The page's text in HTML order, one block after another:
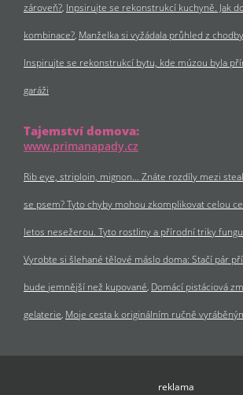
zároveň? Inpsirujte se rekonstrukcí kuchyně. Jak
kombinace? Manželka si vyžádala průhled z
Inspirujte se rekonstrukcí bytu, kde múzou byla
garáži
Tajemství domova:
www.primanapady.cz
Rib eye, striploin, mignon… Znáte rozdíly mezi
se psem? Tyto chyby mohou zkomplikovat celou
letos nesežerou. Tyto rostliny a přírodní triky
Vyrobte si šlehané tělové máslo doma: Stačí pár
bude jemnější než kupované Domácí pistáciová
gelaterie Moje cesta k originálním ručně
reklama